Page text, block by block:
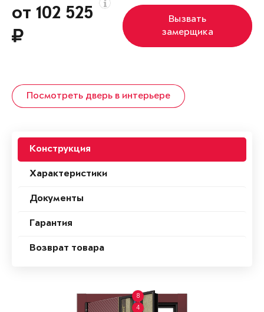
от 102 525
Вызвать
замерщика
Посмотреть дверь в интерьере
Конструкция
Характеристики
Документы
Гарантия
Возврат товара
4
8